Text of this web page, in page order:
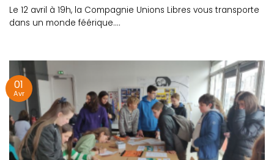
Le 12 avril à 19h, la Compagnie Unions Libres vous transporte
dans un monde féérique....
01
Avr